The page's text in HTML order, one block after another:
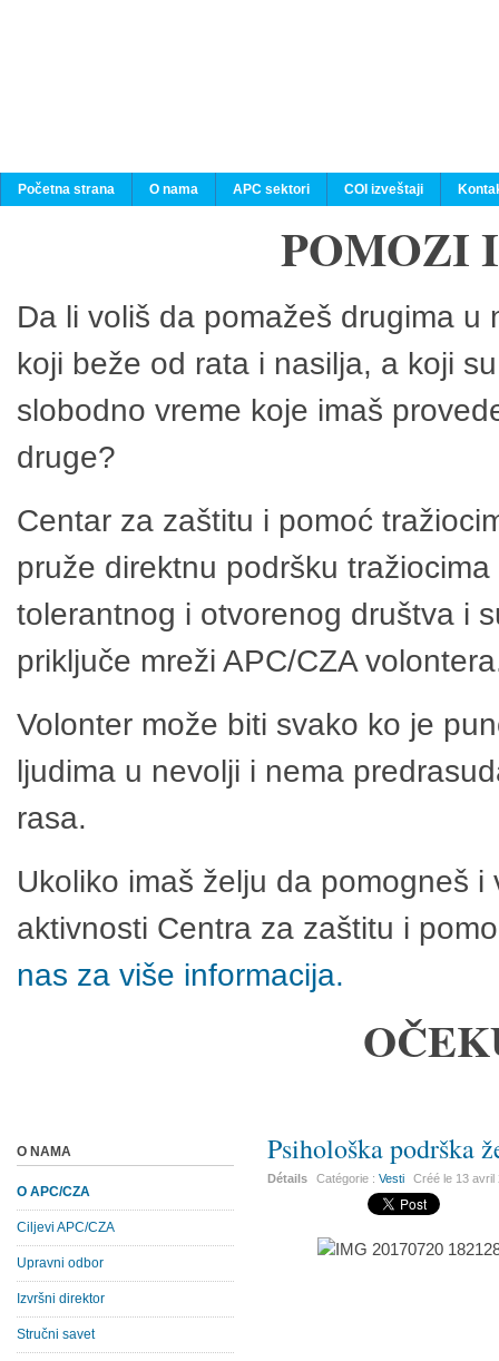
Početna strana O nama APC sektori COI izveštaji
POMOZI
Da li voliš da pomažeš drugima
koji beže od rata i nasilja, a koji
slobodno vreme koje imaš
druge?
Centar za zaštitu i pomoć
pruže direktnu podršku
tolerantnog i otvorenog društva i
priključe mreži APC/CZA
Volonter može biti svako ko je
ljudima u nevolji i nema
rasa.
Ukoliko imaš želju da pomogneš
aktivnosti Centra za zaštitu i
nas za više informacija.
Psihološka podrška
Détails Catégorie :Vesti Créé le 13 avril
O NAMA
O APC/CZA
Ciljevi APC/CZA
Upravni odbor
Izvršni direktor
Stručni savet